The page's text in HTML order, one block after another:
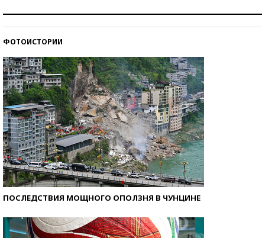
ФОТОИСТОРИИ
ПОСЛЕДСТВИЯ МОЩНОГО ОПОЛЗНЯ В ЧУНЦИНЕ